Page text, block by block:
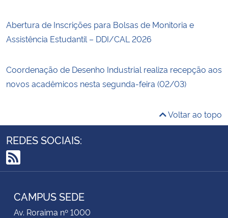
Abertura de Inscrições para Bolsas de Monitoria e
Assistência Estudantil – DDI/CAL 2026
Coordenação de Desenho Industrial realiza recepção aos
novos acadêmicos nesta segunda-feira (02/03)
Voltar ao topo
REDES SOCIAIS:
RSS
CAMPUS SEDE
Av. Roraima nº 1000